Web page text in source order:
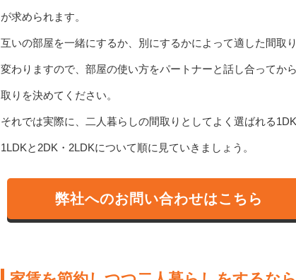
が求められます。
互いの部屋を一緒にするか、別にするかによって適した間取
変わりますので、部屋の使い方をパートナーと話し合ってか
取りを決めてください。
それでは実際に、二人暮らしの間取りとしてよく選ばれる1DK
1LDKと2DK・2LDKについて順に見ていきましょう。
弊社へのお問い合わせはこちら